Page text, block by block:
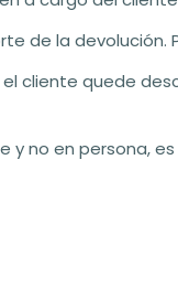
de la devolución.
cliente quede
no en persona,